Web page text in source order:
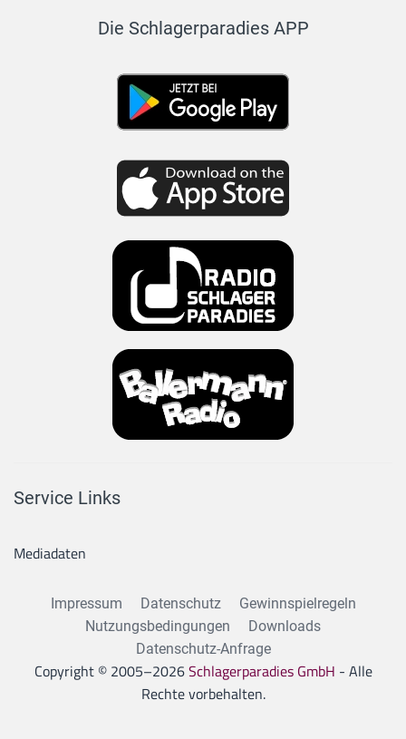
Die Schlagerparadies APP
Service Links
Mediadaten
Impressum Datenschutz
Gewinnspielregeln
Nutzungsbedingungen
Downloads
Datenschutz-Anfrage
Copyright © 2005–2026Schlagerparadies GmbH - Alle
Rechte vorbehalten.